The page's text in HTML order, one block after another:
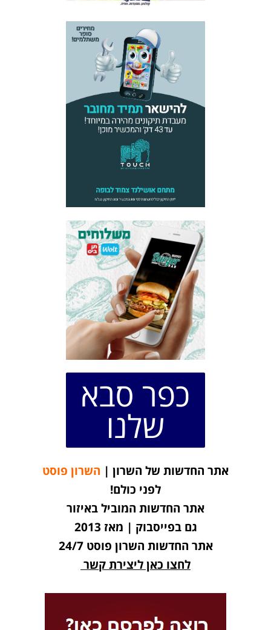
כפר סבא
שלנו
אתר החדשות של השרון | השרון פוסט
לפני כולם!
אתר החדשות המוביל באיזור
גם בפייסבוק | מאז 2013
אתר החדשות השרון פוסט 24/7
לחצו כאן ליצירת קשר